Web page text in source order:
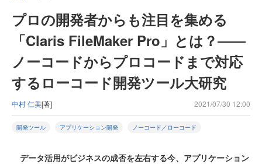
プロの開発者からも注目を集める
「Claris FileMaker Pro」とは？――
ノーコードからプロコードまで対応
するローコード開発ツール大研究
中村 仁美[著] 2021/07/30 12:00
開発ツール アプリケーション開発 ノーコード／ローコード
データ活用がビジネスの成否を左右する今、アプリケーション